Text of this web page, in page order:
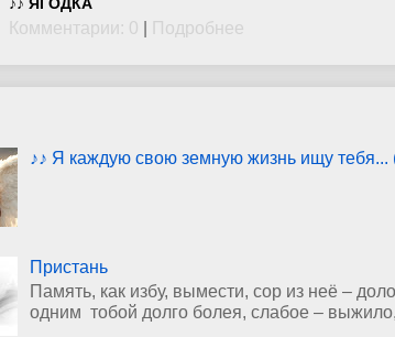
Комментарии: 0 Подробнее
♪♪ Я каждую свою земную жизнь ищу
Пристань
Память, как избу, вымести, сор из неё –
одним тобой долго болея, слабое –